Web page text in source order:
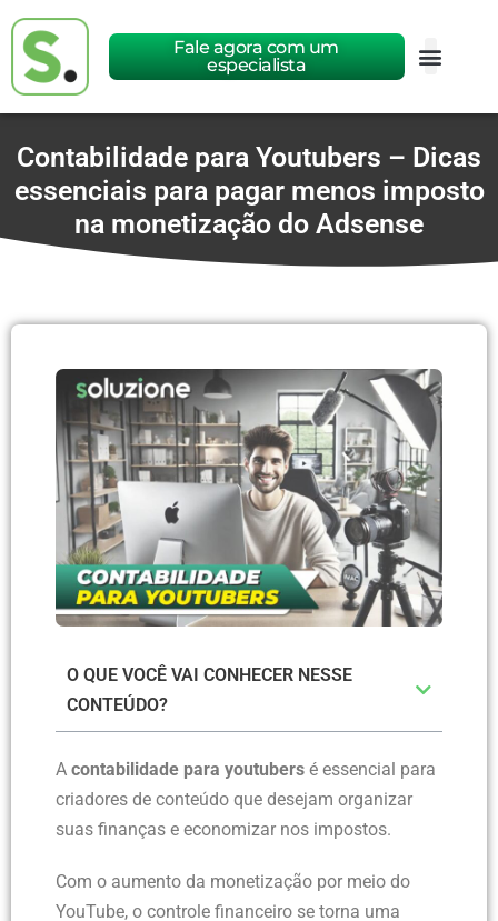
Fale agora com um
especialista
Contabilidade para Youtubers – Dicas
essenciais para pagar menos imposto
na monetização do Adsense
O QUE VOCÊ VAI CONHECER NESSE
CONTEÚDO?
A contabilidade para youtubers é essencial para
criadores de conteúdo que desejam organizar
suas finanças e economizar nos impostos.
Com o aumento da monetização por meio do
YouTube, o controle financeiro se torna uma